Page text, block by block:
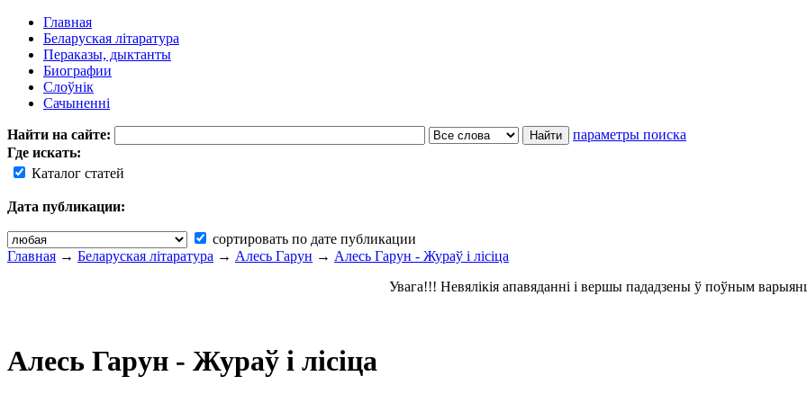
Главная
Беларуская літаратура
Пераказы, дыктанты
Биографии
Слоўнік
Сачыненні
Найти на сайте:
параметры поиска
Где искать:
Каталог статей
Дата публикации:
сортировать по дате публикации
Главная → Беларуская літаратура → Алесь Гарун → Алесь Гарун - Жураў і лісіца
Увага!!! Невялікія апавяданні і вершы пададзены ў поўным
Алесь Гарун - Жураў і лісіца